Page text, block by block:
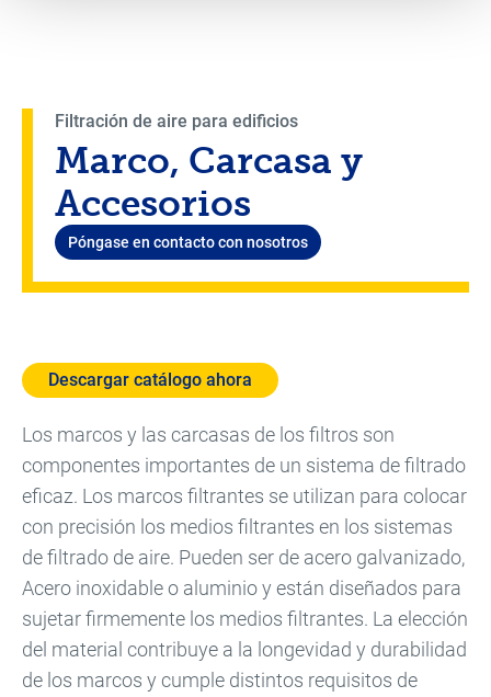
Filtración de aire para edificios
Marco, Carcasa y
Accesorios
Póngase en contacto con nosotros
Descargar catálogo ahora
Los marcos y las carcasas de los filtros son
componentes importantes de un sistema de filtrado
eficaz. Los marcos filtrantes se utilizan para colocar
con precisión los medios filtrantes en los sistemas
de filtrado de aire. Pueden ser de acero galvanizado,
Acero inoxidable o aluminio y están diseñados para
sujetar firmemente los medios filtrantes. La elección
del material contribuye a la longevidad y durabilidad
de los marcos y cumple distintos requisitos de